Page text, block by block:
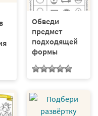
Обведи
предмет
подходящей
формы